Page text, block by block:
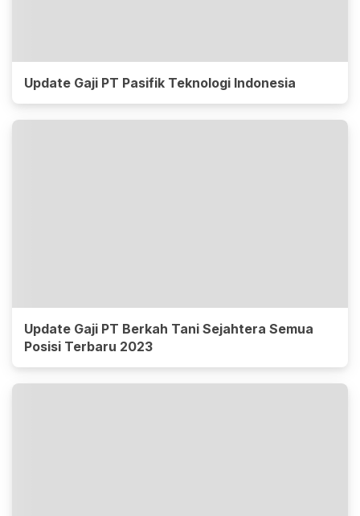
Update Gaji PT Pasifik Teknologi Indonesia
Update Gaji PT Berkah Tani Sejahtera Semua
Posisi Terbaru 2023